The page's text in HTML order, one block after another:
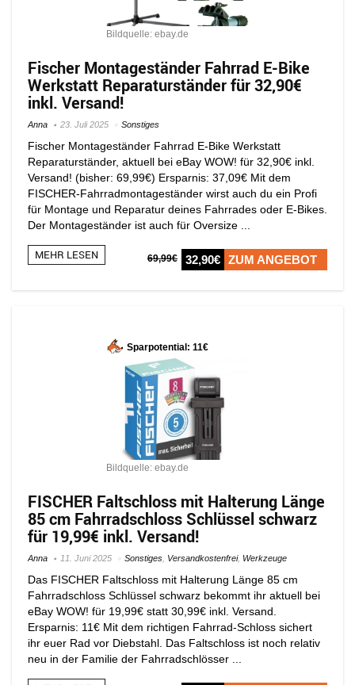
Bildquelle: ebay.de
Fischer Montageständer Fahrrad E-Bike
Werkstatt Reparaturständer für 32,90€
inkl. Versand!
Anna 23. Juli 2025 Sonstiges
Fischer Montageständer Fahrrad E-Bike Werkstatt
Reparaturständer, aktuell bei eBay WOW! für 32,90€ inkl.
Versand! (bisher: 69,99€) Ersparnis: 37,09€ Mit dem
FISCHER-Fahrradmontageständer wirst auch du ein Profi
für Montage und Reparatur deines Fahrrades oder E-Bikes.
Der Montageständer ist auch für Oversize ...
MEHR LESEN 69,99€ 32,90€ ZUM ANGEBOT
Sparpotential: 11€
Bildquelle: ebay.de
FISCHER Faltschloss mit Halterung Länge
85 cm Fahrradschloss Schlüssel schwarz
für 19,99€ inkl. Versand!
Anna 11. Juni 2025 Sonstiges Versandkostenfrei, Werkzeuge
Das FISCHER Faltschloss mit Halterung Länge 85 cm
Fahrradschloss Schlüssel schwarz bekommt ihr aktuell bei
eBay WOW! für 19,99€ statt 30,99€ inkl. Versand.
Ersparnis: 11€ Mit dem richtigen Fahrrad-Schloss sichert
ihr euer Rad vor Diebstahl. Das Faltschloss ist noch relativ
neu in der Familie der Fahrradschlösser ...